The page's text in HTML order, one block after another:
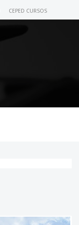
CEPED CURSOS